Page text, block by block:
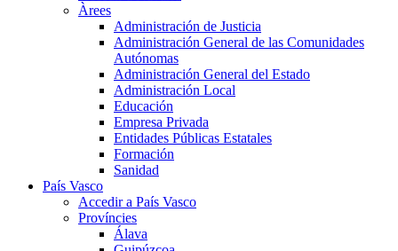
Àrees
Administración de Justicia
Administración General de las Comunidades
Autónomas
Administración General del Estado
Administración Local
Educación
Empresa Privada
Entidades Públicas Estatales
Formación
Sanidad
País Vasco
Accedir a País Vasco
Províncies
Álava